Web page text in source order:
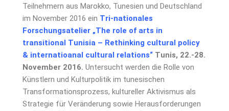
Teilnehmern aus Marokko, Tunesien und Deutschland
im November 2016 ein Tri-nationales
Forschungsatelier „The role of arts in
transitional Tunisia – Rethinking cultural policy
& internatioanal cultural relations“ Tunis, 22.-28.
November 2016. Untersucht werden die Rolle von
Künstlern und Kulturpolitik im tunesischen
Transformationsprozess, kultureller Aktivismus als
Strategie für Veränderung sowie Herausforderungen